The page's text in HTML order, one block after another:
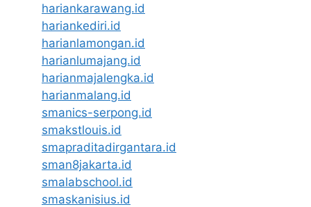
hariankarawang.id
hariankediri.id
harianlamongan.id
harianlumajang.id
harianmajalengka.id
harianmalang.id
smanics-serpong.id
smakstlouis.id
smapraditadirgantara.id
sman8jakarta.id
smalabschool.id
smaskanisius.id